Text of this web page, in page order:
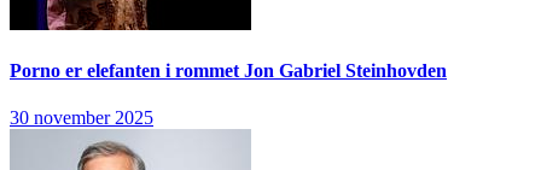
Porno er elefanten i rommet Jon Gabriel Steinhovden
30 november 2025